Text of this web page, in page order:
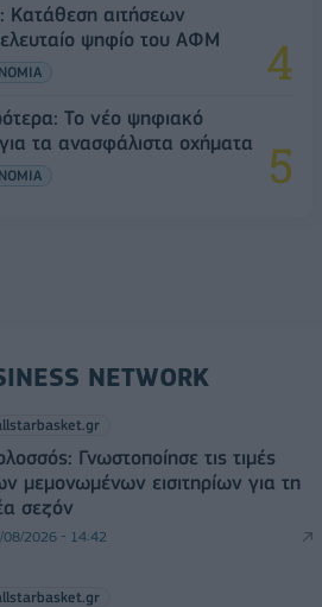
Kατάθεση αιτήσεων
ψηφίο του ΑΦΜ
Το νέο ψηφιακό
τα ανασφάλιστα οχήματα
NETWORK
Γνωστοποίησε τις τιμές
μεμονωμένων εισιτηρίων για τη
σεζόν
08/2026 - 14:42